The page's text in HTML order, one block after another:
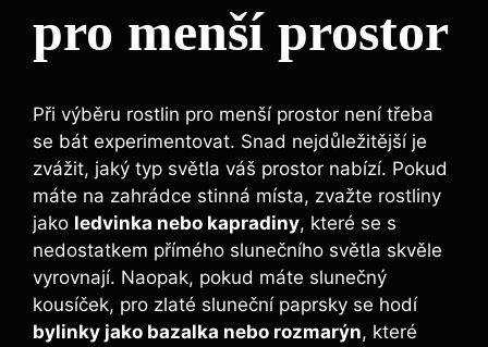
pro menší prostor
Při výběru rostlin pro menší prostor není třeba
se bát experimentovat. Snad nejdůležitější je
zvážit, jaký typ světla váš prostor nabízí. Pokud
máte na zahrádce stinná místa, zvažte rostliny
jako ledvinka nebo kapradiny, které se s
nedostatkem přímého slunečního světla skvěle
vyrovnají. Naopak, pokud máte slunečný
kousíček, pro zlaté sluneční paprsky se hodí
bylinky jako bazalka nebo rozmarýn, které